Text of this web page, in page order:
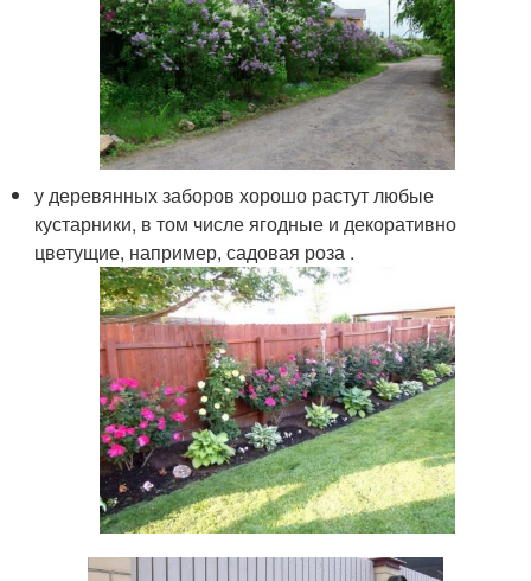
у деревянных заборов хорошо растут любые
кустарники, в том числе ягодные и декоративно
цветущие, например, садовая роза .